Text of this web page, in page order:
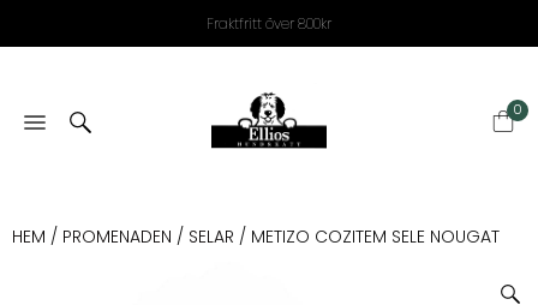
Fraktfritt över 800kr
0
HEM / PROMENADEN / SELAR / METIZO COZITEM SELE NOUGAT